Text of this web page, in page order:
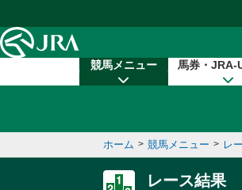
競馬メニュー 馬券・JRA-
ホーム > 競馬メニュー > レ
レース結果